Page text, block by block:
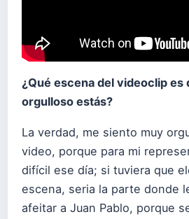
¿Qué escena del videoclip es
orgulloso estás?
La verdad, me siento muy
video, porque para mi
difícil ese día; si tuviera que
escena, seria la parte donde
afeitar a Juan Pablo, porque